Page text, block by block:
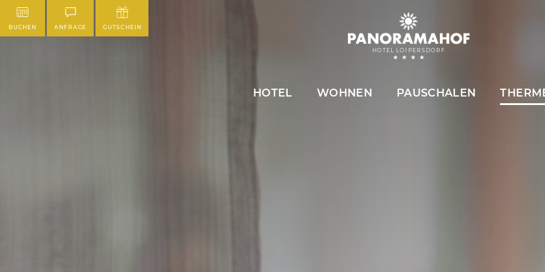
HOTEL LOIPERSDORF
BUCHEN ANFRAGE GUTSCHEIN
HOTEL WOHNEN PAUSCHALEN